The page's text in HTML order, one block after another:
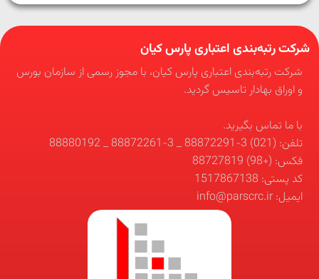
شرکت رتبه‌بندی اعتباری پارس کیان
شرکت رتبه‌بندی اعتباری پارس کیان، با مجوز رسمی از سازمان بورس
و اوراق بهادار تاسیس گردید.
با ما تماس بگیرید.
تلفن: (021) 3-88872291 _ 3-88872261 _ 88880192
فکس: (+98) 88727819
کد پستی: 1517867138
ایمیل: info@parscrc.ir